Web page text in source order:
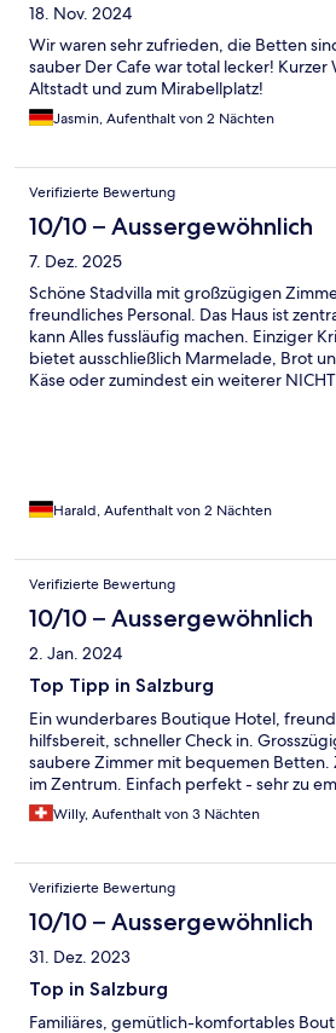
18. Nov. 2024
Wir waren sehr zufrieden, die Betten
sauber Der Cafe war total lecker! Kurzer
Altstadt und zum Mirabellplatz!
Jasmin, Aufenthalt von 2 Nächten
Verifizierte Bewertung
10/10 – Aussergewöhnlich
7. Dez. 2025
Schöne Stadvilla mit großzügigen
freundliches Personal. Das Haus ist
kann Alles fussläufig machen. Einziger
bietet ausschließlich Marmelade, Brot
Käse oder zumindest ein weiterer
Harald, Aufenthalt von 2 Nächten
Verifizierte Bewertung
10/10 – Aussergewöhnlich
2. Jan. 2024
Top Tipp in Salzburg
Ein wunderbares Boutique Hotel,
hilfsbereit, schneller Check in.
saubere Zimmer mit bequemen Betten.
im Zentrum. Einfach perfekt - sehr zu
Willy, Aufenthalt von 3 Nächten
Verifizierte Bewertung
10/10 – Aussergewöhnlich
31. Dez. 2023
Top in Salzburg
Familiäres, gemütlich-komfortables